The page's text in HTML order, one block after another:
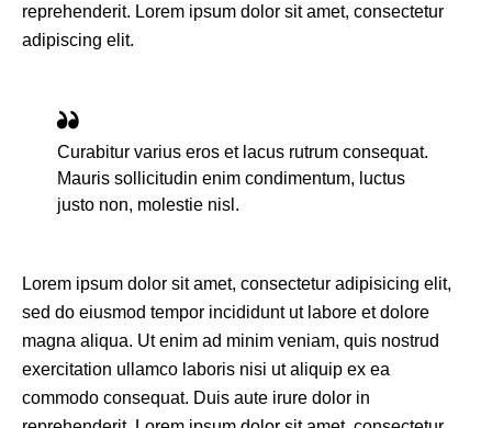
reprehenderit. Lorem ipsum dolor sit amet, consectetur
adipiscing elit.
Curabitur varius eros et lacus rutrum consequat.
Mauris sollicitudin enim condimentum, luctus
justo non, molestie nisl.
Lorem ipsum dolor sit amet, consectetur adipisicing elit,
sed do eiusmod tempor incididunt ut labore et dolore
magna aliqua. Ut enim ad minim veniam, quis nostrud
exercitation ullamco laboris nisi ut aliquip ex ea
commodo consequat. Duis aute irure dolor in